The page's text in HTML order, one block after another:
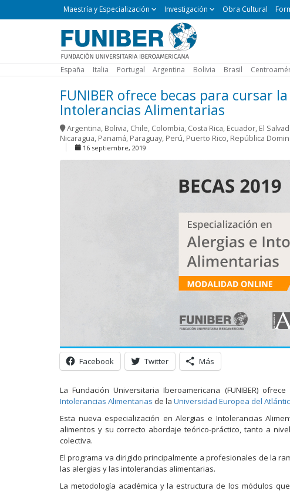
Maestría
Maestría y Especialización Investigación Obra Cultural
España Italia Portugal Argentina Bolivia Brasil
FUNIBER ofrece becas para cursar
Intolerancias Alimentarias
Argentina, Bolivia, Chile, Colombia, Costa Rica, Ecuador, El
Nicaragua, Panamá, Paraguay, Perú, Puerto Rico, República
16 septiembre, 2019
Facebook Twitter Más
La Fundación Universitaria Iberoamericana (FUNIBER)
Intolerancias Alimentarias de la Universidad Europea del
Esta nueva especialización en Alergias e Intolerancias
alimentos y su correcto abordaje teórico-práctico, tanto a
colectiva.
El programa va dirigido principalmente a profesionales de la
las alergias y las intolerancias alimentarias.
La metodología académica y la estructura de los módulos